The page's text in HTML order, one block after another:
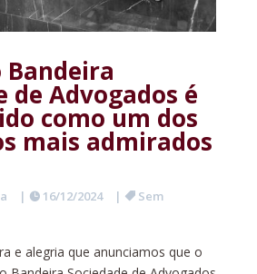
Bandeira
de Advogados é
como um dos
mais admirados
| 16/12/2024 |
Sem
e alegria que anunciamos que o